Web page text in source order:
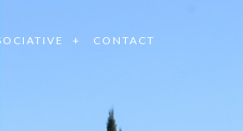
CONTACT